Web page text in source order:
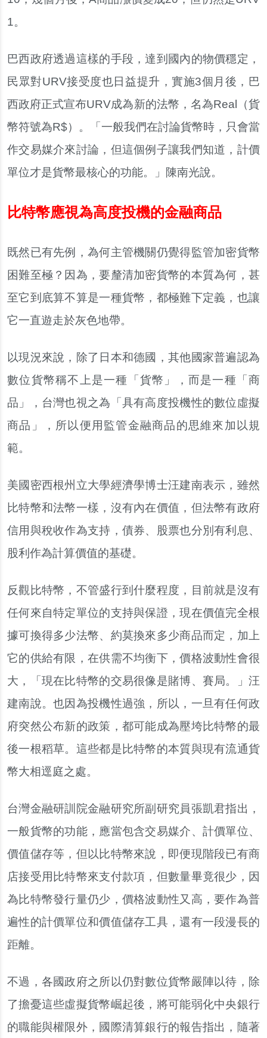
1。
巴西政府透過這樣的手段，達到國內的物價穩定，
民眾對URV接受度也日益提升，實施3個月後，巴
西政府正式宣布URV成為新的法幣，名為Real（貨
幣符號為R$）。「一般我們在討論貨幣時，只會當
作交易媒介來討論，但這個例子讓我們知道，計價
單位才是貨幣最核心的功能。」陳南光說。
比特幣應視為高度投機的金融商品
既然已有先例，為何主管機關仍覺得監管加密貨幣
困難至極？因為，要釐清加密貨幣的本質為何，甚
至它到底算不算是一種貨幣，都極難下定義，也讓
它一直遊走於灰色地帶。
以現況來說，除了日本和德國，其他國家普遍認為
數位貨幣稱不上是一種「貨幣」，而是一種「商
品」，台灣也視之為「具有高度投機性的數位虛擬
商品」，所以便用監管金融商品的思維來加以規
範。
美國密西根州立大學經濟學博士汪建南表示，雖然
比特幣和法幣一樣，沒有內在價值，但法幣有政府
信用與稅收作為支持，債券、股票也分別有利息、
股利作為計算價值的基礎。
反觀比特幣，不管盛行到什麼程度，目前就是沒有
任何來自特定單位的支持與保證，現在價值完全根
據可換得多少法幣、約莫換來多少商品而定，加上
它的供給有限，在供需不均衡下，價格波動性會很
大，「現在比特幣的交易很像是賭博、賽局。」汪
建南說。也因為投機性過強，所以，一旦有任何政
府突然公布新的政策，都可能成為壓垮比特幣的最
後一根稻草。這些都是比特幣的本質與現有流通貨
幣大相逕庭之處。
台灣金融研訓院金融研究所副研究員張凱君指出，
一般貨幣的功能，應當包含交易媒介、計價單位、
價值儲存等，但以比特幣來說，即便現階段已有商
店接受用比特幣來支付款項，但數量畢竟很少，因
為比特幣發行量仍少，價格波動性又高，要作為普
遍性的計價單位和價值儲存工具，還有一段漫長的
距離。
不過，各國政府之所以仍對數位貨幣嚴陣以待，除
了擔憂這些虛擬貨幣崛起後，將可能弱化中央銀行
的職能與權限外，國際清算銀行的報告指出，隨著